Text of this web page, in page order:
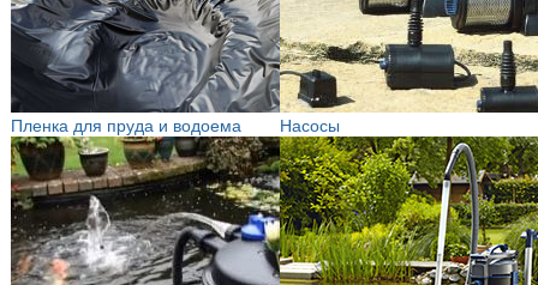
Пленка для пруда и водоема Насосы